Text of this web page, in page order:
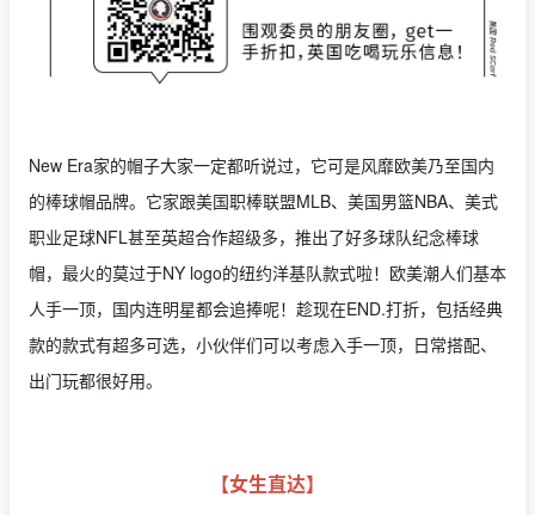
New Era家的帽子大家一定都听说过，它可是风靡欧美乃至国内
的棒球帽品牌。它家跟美国职棒联盟MLB、美国男篮NBA、美式
职业足球NFL甚至英超合作超级多，推出了好多球队纪念棒球
帽，最火的莫过于NY logo的纽约洋基队款式啦！欧美潮人们基本
人手一顶，国内连明星都会追捧呢！趁现在END.打折，包括经典
款的款式有超多可选，小伙伴们可以考虑入手一顶，日常搭配、
出门玩都很好用。
【女生直达】